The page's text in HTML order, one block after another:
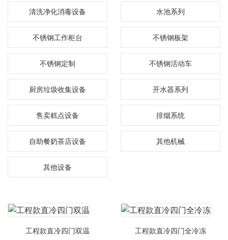
清洗净化消毒设备 水池系列
不锈钢工作柜台 不锈钢板架
不锈钢定制 不锈钢活动车
厨房垃圾收集设备 开水器系列
售卖糕点设备 排烟系统
自助餐奶茶店设备 其他机械
其他设备
工程款直冷四门双温 工程款直冷四门全冷冻